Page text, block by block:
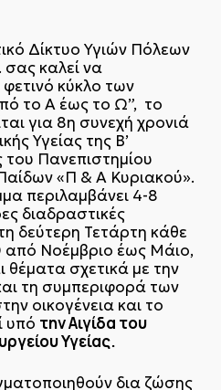
Δίκτυο Υγιών Πόλεων
καλεί να
κύκλο των
το Α έως το Ω”, το
για 8η συνεχή χρονιά
Υγείας της Β’
του Πανεπιστημίου
«Π & Α Κυριακού».
περιλαμβάνει 4-8
διαδραστικές
δεύτερη Τετάρτη κάθε
από Νοέμβριο έως Μάιο,
σχετικά με την
τη συμπεριφορά των
οικογένεια και το
υπό την Αιγίδα του
Υγείας.
δια ζώσης